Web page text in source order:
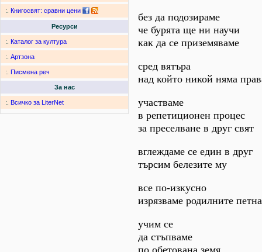
:. Книгосвят: сравни цени
Ресурси
:. Каталог за култура
:. Артзона
:. Писмена реч
За нас
:. Всичко за LiterNet
без да подозираме
че бурята ще ни научи
как да се приземяваме
сред вятъра
над който никой няма
участваме
в репетиционен процес
за преселване в друг свят
вглеждаме се един в друг
търсим белезите му
все по-изкусно
изрязваме родилните петна
учим се
да стъпваме
по обетована земя